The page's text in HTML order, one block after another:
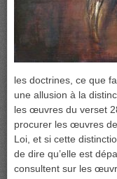
les doctrines, ce que
une allusion à la
les œuvres du verset
procurer les œuvres
Loi, et si cette
de dire qu’elle est
consultent sur les